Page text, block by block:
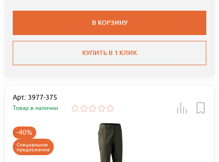
В КОРЗИНУ
КУПИТЬ В 1 КЛИК
Арт.: 3977-375
Товар в наличии
-40%
Специальное
предложение